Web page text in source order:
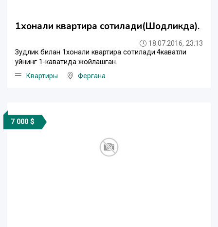
1хонали квартира сотилади(Шодликда).
18.07.2016, 23:13
Зудлик билан 1хонали квартира сотилади.4каватли
уйнинг 1-каватида жойлашган.
Квартиры
Фергана
7 000 $